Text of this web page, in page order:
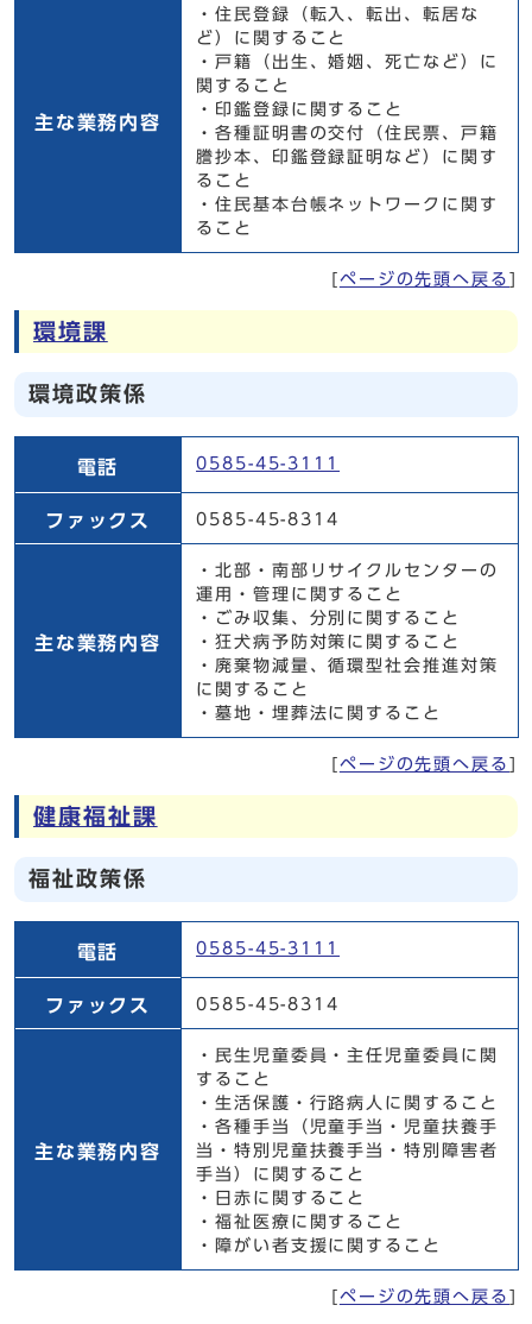
主な業務内容
・住民登録（転入、転出、転居な
ど）に関すること
・戸籍（出生、婚姻、死亡など）に
関すること
・印鑑登録に関すること
・各種証明書の交付（住民票、戸籍
謄抄本、印鑑登録証明など）に関す
ること
・住民基本台帳ネットワークに関す
ること
ページの先頭へ戻る
環境課
環境政策係
電話
0585-45-3111
ファックス 0585-45-8314
主な業務内容
・北部・南部リサイクルセンターの
運用・管理に関すること
・ごみ収集、分別に関すること
・狂犬病予防対策に関すること
・廃棄物減量、循環型社会推進対策
に関すること
・墓地・埋葬法に関すること
ページの先頭へ戻る
健康福祉課
福祉政策係
電話
0585-45-3111
ファックス 0585-45-8314
主な業務内容
・民生児童委員・主任児童委員に関
すること
・生活保護・行路病人に関すること
・各種手当（児童手当・児童扶養手
当・特別児童扶養手当・特別障害者
手当）に関すること
・日赤に関すること
・福祉医療に関すること
・障がい者支援に関すること
ページの先頭へ戻る